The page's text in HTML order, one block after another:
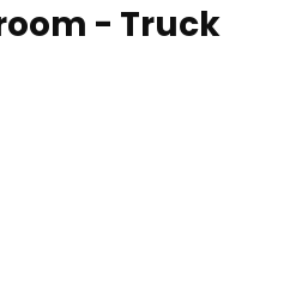
- Truck